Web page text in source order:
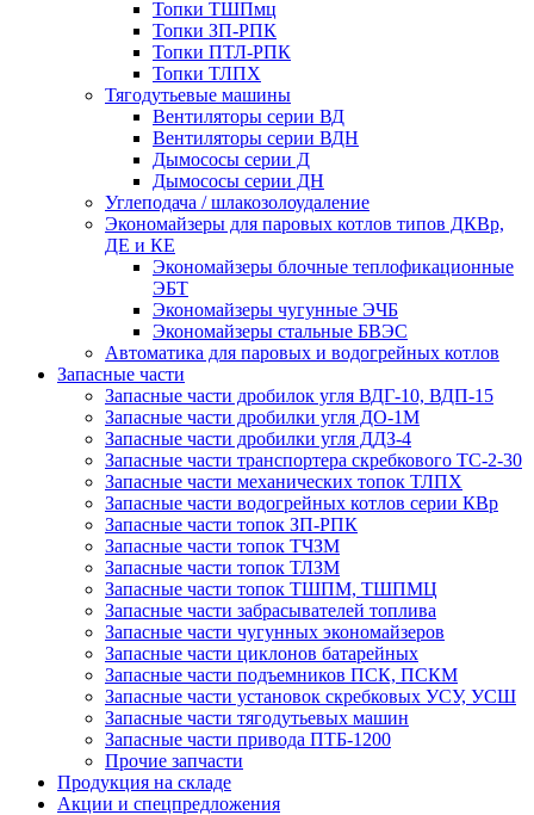
Топки ТШПмц
Топки ЗП-РПК
Топки ПТЛ-РПК
Топки ТЛПХ
Тягодутьевые машины
Вентиляторы серии ВД
Вентиляторы серии ВДН
Дымососы серии Д
Дымососы серии ДН
Углеподача / шлакозолоудаление
Экономайзеры для паровых котлов типов ДКВр,
ДЕ и КЕ
Экономайзеры блочные теплофикационные
ЭБТ
Экономайзеры чугунные ЭЧБ
Экономайзеры стальные БВЭС
Автоматика для паровых и водогрейных котлов
Запасные части
Запасные части дробилок угля ВДГ-10, ВДП-15
Запасные части дробилки угля ДО-1М
Запасные части дробилки угля ДДЗ-4
Запасные части транспортера скребкового ТС-2-30
Запасные части механических топок ТЛПХ
Запасные части водогрейных котлов серии КВр
Запасные части топок ЗП-РПК
Запасные части топок ТЧЗМ
Запасные части топок ТЛЗМ
Запасные части топок ТШПМ, ТШПМЦ
Запасные части забрасывателей топлива
Запасные части чугунных экономайзеров
Запасные части циклонов батарейных
Запасные части подъемников ПСК, ПСКМ
Запасные части установок скребковых УСУ, УСШ
Запасные части тягодутьевых машин
Запасные части привода ПТБ-1200
Прочие запчасти
Продукция на складе
Акции и спецпредложения